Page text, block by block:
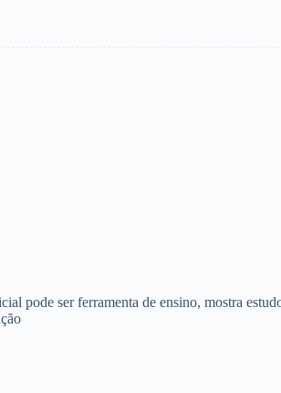
pode ser ferramenta de ensino, mostra